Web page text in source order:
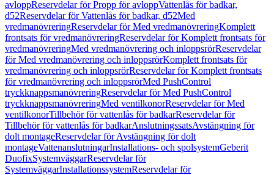
avloppReservdelar för Propp för avloppVattenlås för badkar,
d52Reservdelar för Vattenlås för badkar, d52Med
vredmanövreringReservdelar för Med vredmanövreringKomplett
frontsats för vredmanövreringReservdelar för Komplett frontsats för
vredmanövreringMed vredmanövrering och inloppsrörReservdelar
för Med vredmanövrering och inloppsrörKomplett frontsats för
vredmanövrering och inloppsrörReservdelar för Komplett frontsats
för vredmanövrering och inloppsrörMed PushControl
tryckknappsmanövreringReservdelar för Med PushControl
tryckknappsmanövreringMed ventilkonorReservdelar för Med
ventilkonorTillbehör för vattenlås för badkarReservdelar för
Tillbehör för vattenlås för badkarAnslutningssatsAvstängning för
dolt montageReservdelar för Avstängning för dolt
montageVattenanslutningarInstallations- och spolsystemGeberit
DuofixSystemväggarReservdelar för
SystemväggarInstallationssystemReservdelar för